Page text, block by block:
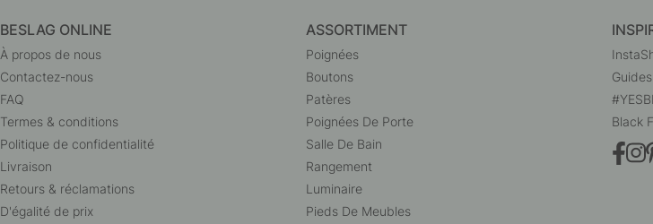
BESLAG ONLINE
À propos de nous
Contactez-nous
FAQ
Termes & conditions
Politique de confidentialité
Livraison
Retours & réclamations
D'égalité de prix
ASSORTIMENT
Poignées
Boutons
Patères
Poignées De Porte
Salle De Bain
Rangement
Luminaire
Pieds De Meubles
Black